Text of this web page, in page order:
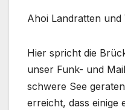
Ahoi Landratten und
Hier spricht die
unser Funk- und
schwere See
erreicht, dass einige